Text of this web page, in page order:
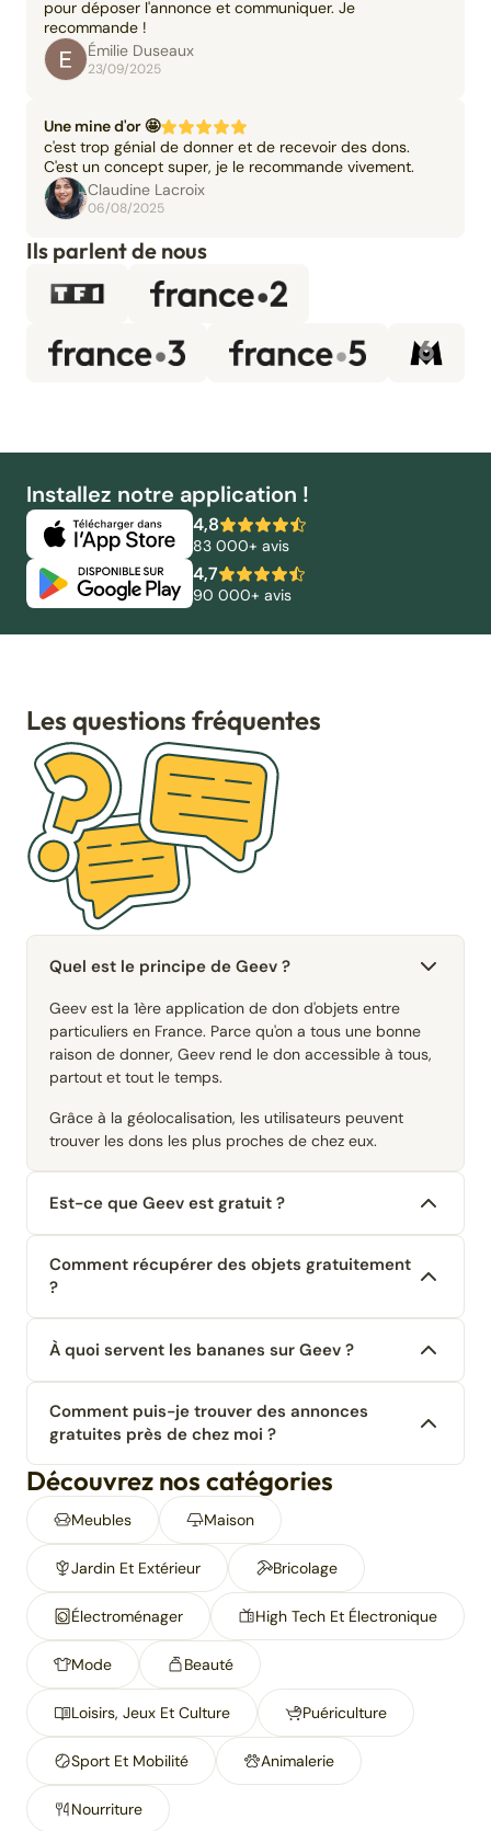
pour déposer l'annonce et communiquer. Je
recommande !
Émilie Duseaux
23/09/2025
Une mine d'or 🤩
c'est trop génial de donner et de recevoir des dons.
C'est un concept super, je le recommande vivement.
Claudine Lacroix
06/08/2025
Ils parlent de nous
Installez notre application !
4,8
83 000+ avis
4,7
90 000+ avis
Les questions fréquentes
Quel est le principe de Geev ?
Geev est la 1ère application de don d'objets entre
particuliers en France. Parce qu'on a tous une bonne
raison de donner, Geev rend le don accessible à tous,
partout et tout le temps.
Grâce à la géolocalisation, les utilisateurs peuvent
trouver les dons les plus proches de chez eux.
Est-ce que Geev est gratuit ?
Comment récupérer des objets gratuitement
?
À quoi servent les bananes sur Geev ?
Comment puis-je trouver des annonces
gratuites près de chez moi ?
Découvrez nos catégories
Meubles Maison
Jardin Et Extérieur Bricolage
Électroménager High Tech Et Électronique
Mode Beauté
Loisirs, Jeux Et Culture Puériculture
Sport Et Mobilité Animalerie
Nourriture